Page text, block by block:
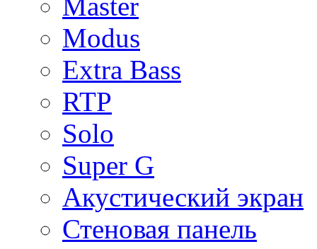
Modus
Extra Bass
RTP
Solo
Super G
Акустический экран
Стеновая панель